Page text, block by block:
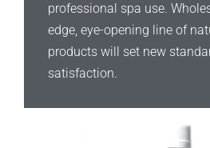
professional spa use.
edge, eye-opening line of
products will set new
satisfaction.